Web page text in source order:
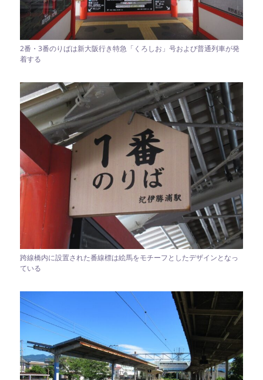
2番・3番のりばは新大阪行き特急「くろしお」号および普通列車が発
着する
跨線橋内に設置された番線標は絵馬をモチーフとしたデザインとなっ
ている